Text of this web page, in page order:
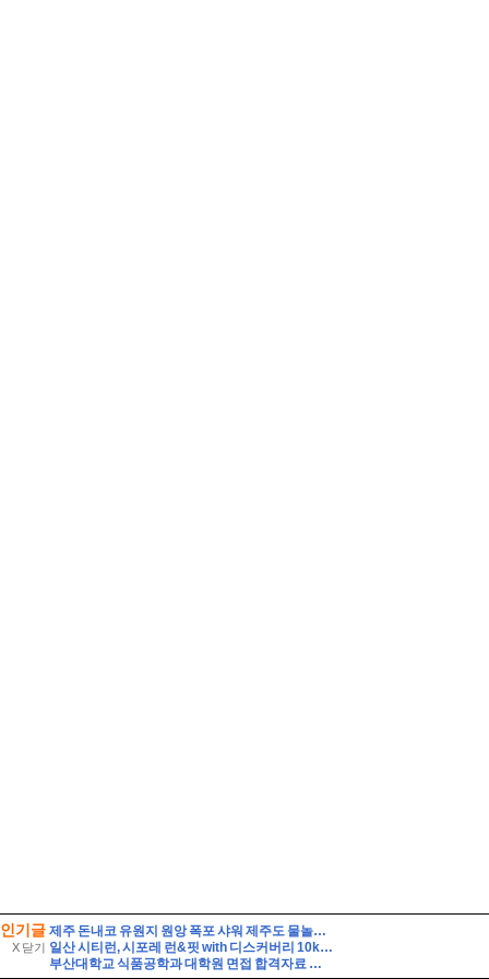
인기글
X 닫기
제주 돈내코 유원지 원앙 폭포 샤워 제주도 물놀이 스팟
일산 시티런, 시포레 런&핏 with 디스커버리 10km 달리기
부산대학교 식품공학과 대학원 면접 합격자료 자기소개 스크립트 및 실제 면접 합격 답안 - pics